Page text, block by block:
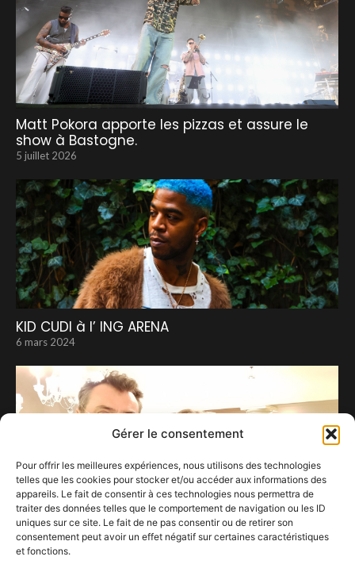
Gérer le consentement
Pour offrir les meilleures expériences, nous utilisons des technologies
telles que les cookies pour stocker et/ou accéder aux informations des
appareils. Le fait de consentir à ces technologies nous permettra de
traiter des données telles que le comportement de navigation ou les ID
uniques sur ce site. Le fait de ne pas consentir ou de retirer son
consentement peut avoir un effet négatif sur certaines caractéristiques
et fonctions.
Matt Pokora apporte les pizzas et assure le
show à Bastogne.
5 juillet 2026
KID CUDI à l’ ING ARENA
6 mars 2024